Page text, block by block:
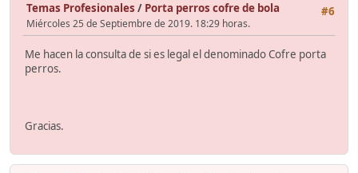
#6
Temas Profesionales / Porta perros cofre de bola
Miércoles 25 de Septiembre de 2019. 18:29 horas.
Me hacen la consulta de si es legal el denominado Cofre porta
perros.
Gracias.